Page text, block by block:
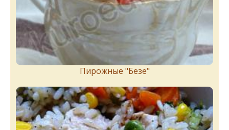
Пирожныe "Бeзe"